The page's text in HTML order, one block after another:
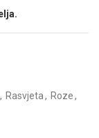
, Rasvjeta, Roze,